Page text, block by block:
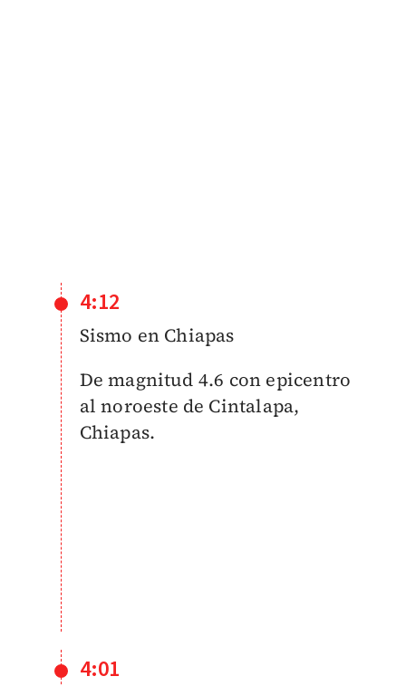
4:12
Sismo en Chiapas
De magnitud 4.6 con epicentro
al noroeste de Cintalapa,
Chiapas.
4:01